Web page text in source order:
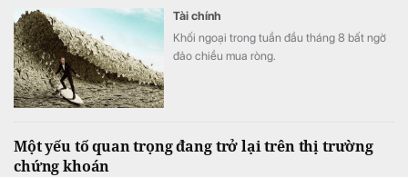
Tài chính
Khối ngoại trong tuần đầu tháng 8 bất ngờ
đảo chiều mua ròng.
Một yếu tố quan trọng đang trở lại trên thị trường
chứng khoán